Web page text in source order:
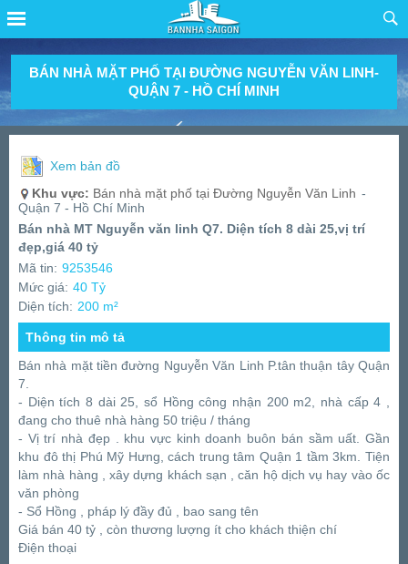
BÁN NHÀ MẶT PHỐ TẠI ĐƯỜNG NGUYỄN VĂN LINH-
QUẬN 7 - HỒ CHÍ MINH
Xem bản đồ
Khu vực: Bán nhà mặt phố tại Đường Nguyễn Văn Linh -
Quận 7 - Hồ Chí Minh
Bán nhà MT Nguyễn văn linh Q7. Diện tích 8 dài 25,vị trí
đẹp,giá 40 tỷ
Mã tin: 9253546
Mức giá: 40 Tỷ
Diện tích: 200 m²
Thông tin mô tả
Bán nhà mặt tiền đường Nguyễn Văn Linh P.tân thuận tây Quận
7.
- Diện tích 8 dài 25, sổ Hồng công nhận 200 m2, nhà cấp 4 ,
đang cho thuê nhà hàng 50 triệu / tháng
- Vị trí nhà đẹp . khu vực kinh doanh buôn bán sầm uất. Gần
khu đô thị Phú Mỹ Hưng, cách trung tâm Quận 1 tầm 3km. Tiện
làm nhà hàng , xây dựng khách sạn , căn hộ dịch vụ hay vào ốc
văn phòng
- Sổ Hồng , pháp lý đầy đủ , bao sang tên
Giá bán 40 tỷ , còn thương lượng ít cho khách thiện chí
Điện thoại